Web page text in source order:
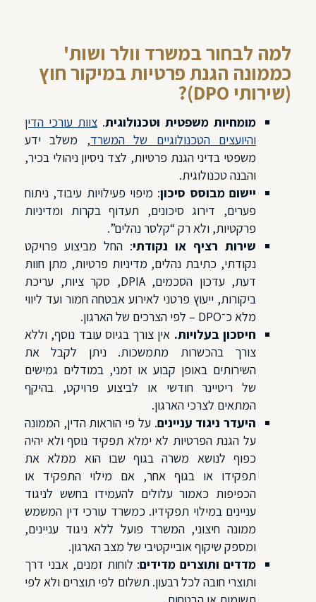
למה לבחור במשרד וולר ושות'
כממונה הגנת פרטיות במיקור חוץ
(שירותי DPO)?
מומחיות משפטית וטכנולוגית. צוות עורכי הדין
והיועצים הטכנולוגיים של המשרד, משלב ידע
משפטי בדיני הגנת פרטיות, לצד ניסיון ניהולי בכיר,
והבנה טכנולוגית.
יישום מבוסס סיכון: מיפוי פעילויות עיבוד, ניתוח
פערים, דירוג סיכונים, תעדוף בקרות ומדיניות
פרקטיות, ולא רק “קלסר נהלים”.
שירות רציף או נקודתי: החל מביצוע פרויקט
נקודתי, כתיבת נהלים, מדיניות פרטיות, מתן חוות
דעת, עדכון הסכמים, DPIA, סקר ציות, עריכת
ביקורות, ייעוץ פרטני לאירוע אבטחה חמור ועד ליווי
מלא כ־DPO – לפי הצרכים של הארגון.
חיסכון בעלויות. אין צורך בגיוס עובד נוסף, וללא
צורך בהכשרות מתמשכות. ניתן לקבל את
השירותים באופן קבוע או זמני, במודלים גמישים
של ריטיינר חודשי או לביצוע פרויקט, בהיקף
המתאים לצרכי הארגון.
היעדר ניגוד עניינים. על פי הוראות הדין, הממונה
על הגנת הפרטיות לא ימלא תפקיד נוסף ולא יהיה
כפוף לנושא משרה בגוף שבו הוא ממלא את
תפקידו או בגוף אחר, אם מילוי התפקיד או
הכפיפות כאמור עלולים להעמידו בחשש לניגוד
עניינים במילוי תפקידיו. כמשרד עורכי דין המשמש
ממונה חיצוני, המשרד פועל ללא ניגוד עניינים,
ומספק שיקוף אובייקטיבי של מצב הארגון.
מדדים ותוצרים מדידים: לוחות זמנים, אבני דרך
ותוצרי חובה לכל רבעון. תשלום לפי תוצרים ולא לפי